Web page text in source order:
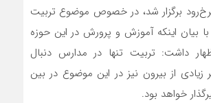
برگزار شد، در خصوص موضوع تربیت
بیان اینکه آموزش و پرورش در این حوزه
داشت: تربیت تنها در مدارس دنبال
از بیرون نیز در این موضوع در بین
خواهد بود.